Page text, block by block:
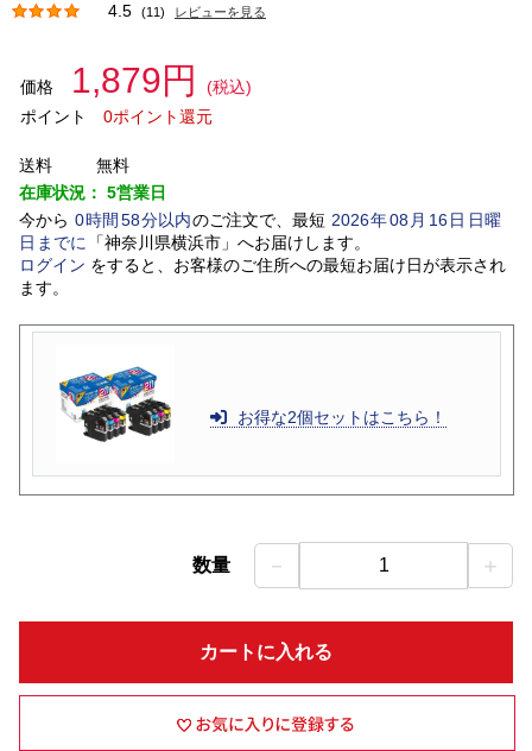
4.5 (11) レビューを見る
価格 1,879円
(税込)
ポイント
0ポイント還元
送料
無料
在庫状況： 5営業日
今から 0時間 58分以内のご注文で、最短 2026年08 月 16日日曜
日 までに 「神奈川県横浜市」 へお届けします。
ログイン をすると、お客様のご住所への最短お届け日が表示され
ます。
お得な2個セットはこちら！
数量 － 1 ＋
カートに入れる